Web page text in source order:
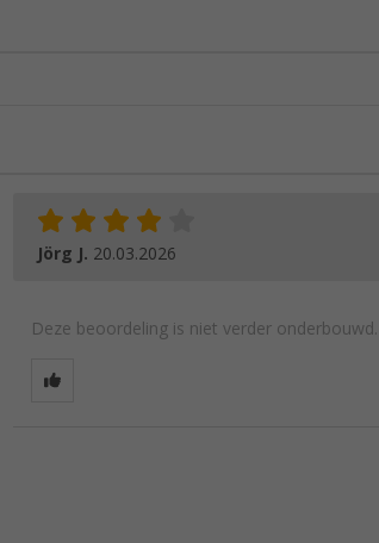
Jörg J. 20.03.2026
Deze beoordeling is niet verder onderbouwd.